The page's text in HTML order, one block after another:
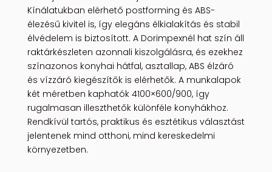
Kínálatukban elérhető postforming és ABS-
élezésű kivitel is, így elegáns élkialakítás és stabil
élvédelem is biztosított. A Dorimpexnél hat szín áll
raktárkészleten azonnali kiszolgálásra, és ezekhez
színazonos konyhai hátfal, asztallap, ABS élzáró
és vízzáró kiegészítők is elérhetők. A munkalapok
két méretben kaphatók 4100×600/900, így
rugalmasan illeszthetők különféle konyhákhoz.
Rendkívül tartós, praktikus és esztétikus választást
jelentenek mind otthoni, mind kereskedelmi
környezetben.